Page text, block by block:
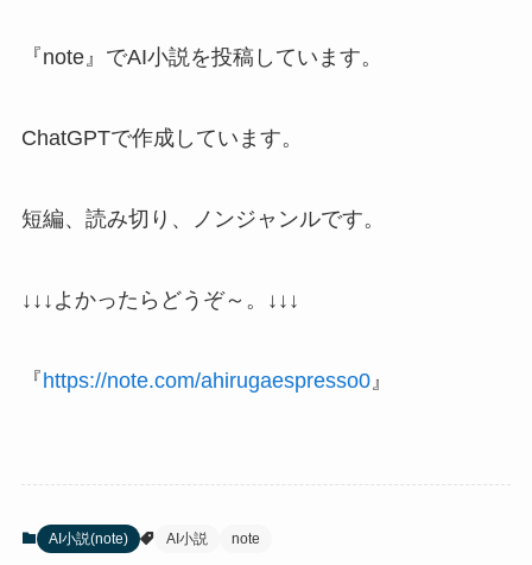
『note』でAI小説を投稿しています。
ChatGPTで作成しています。
短編、読み切り、ノンジャンルです。
↓↓↓よかったらどうぞ～。↓↓↓
『https://note.com/ahirugaespresso0』
AI小説(note) AI小説 note